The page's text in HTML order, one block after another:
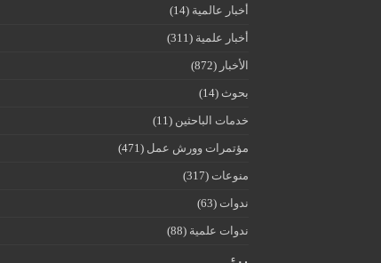
أخبار عالمية (14)
أخبار علمية (311)
الأخبار (872)
بحوث (14)
خدمات الباحثين (11)
مؤتمرات وورش عمل (471)
منوعات (317)
ندوات (63)
ندوات علمية (88)